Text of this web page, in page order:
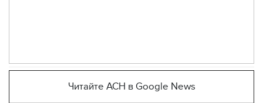
Читайте АСН в Google News